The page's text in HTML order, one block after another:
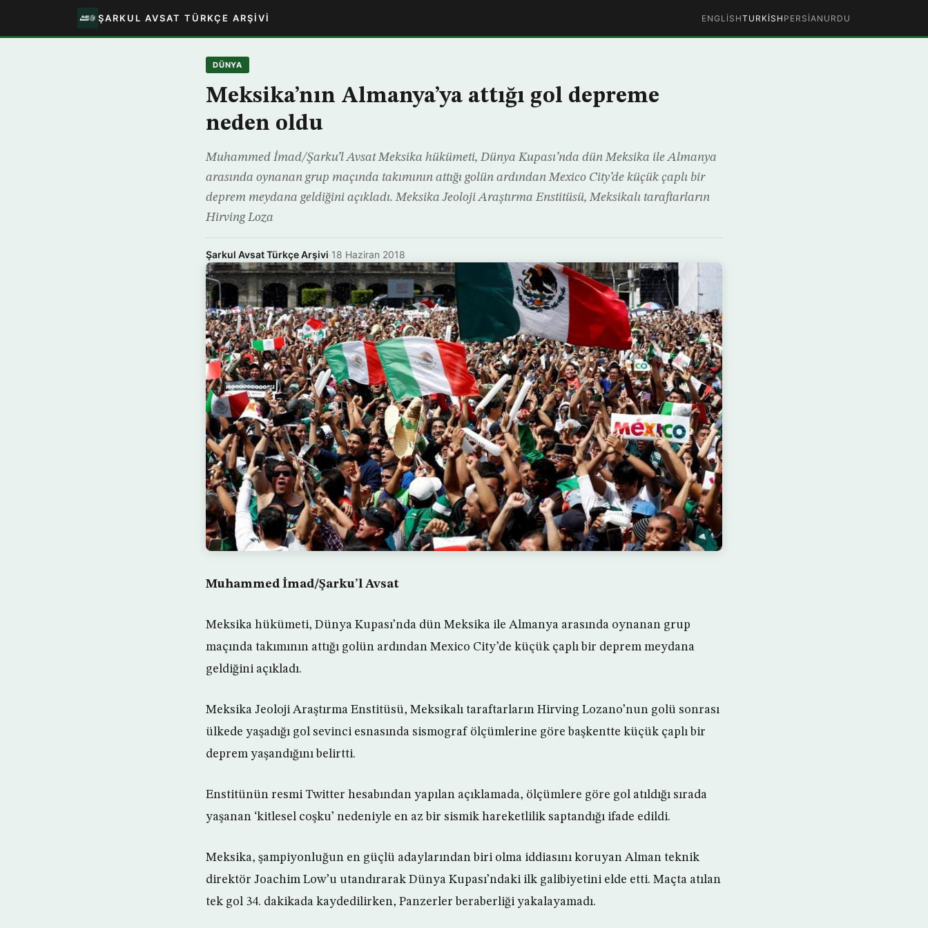
ŞARKUL AVSAT TÜRKÇE ARŞIVI ENGLISHTURKISH PERSIAN URDU
DÜNYA
Meksika’nın Almanya’ya attığı gol depreme
neden oldu
Muhammed İmad/Şarku’l Avsat Meksika hükümeti, Dünya Kupası’nda dün Meksika ile Almanya
arasında oynanan grup maçında takımının attığı golün ardından Mexico City’de küçük çaplı bir
deprem meydana geldiğini açıkladı. Meksika Jeoloji Araştırma Enstitüsü, Meksikalı taraftarların
Hirving Loza
Şarkul Avsat Türkçe Arşivi·18 Haziran 2018
Muhammed İmad/Şarku’l Avsat
Meksika hükümeti, Dünya Kupası’nda dün Meksika ile Almanya arasında oynanan grup
maçında takımının attığı golün ardından Mexico City’de küçük çaplı bir deprem meydana
geldiğini açıkladı.
Meksika Jeoloji Araştırma Enstitüsü, Meksikalı taraftarların Hirving Lozano’nun golü sonrası
ülkede yaşadığı gol sevinci esnasında sismograf ölçümlerine göre başkentte küçük çaplı bir
deprem yaşandığını belirtti.
Enstitünün resmi Twitter hesabından yapılan açıklamada, ölçümlere göre gol atıldığı sırada
yaşanan ‘kitlesel coşku’ nedeniyle en az bir sismik hareketlilik saptandığı ifade edildi.
Meksika, şampiyonluğun en güçlü adaylarından biri olma iddiasını koruyan Alman teknik
direktör Joachim Low’u utandırarak Dünya Kupası’ndaki ilk galibiyetini elde etti. Maçta atılan
tek gol 34. dakikada kaydedilirken, Panzerler beraberliği yakalayamadı.